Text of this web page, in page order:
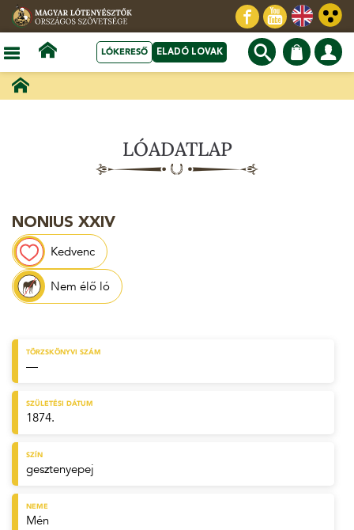
LÓKERESŐ ELADÓ LOVAK
LÓADATLAP
NONIUS XXIV
Kedvenc
Nem élő ló
TÖRZSKÖNYVI SZÁM
—
SZÜLETÉSI DÁTUM
1874.
SZÍN
gesztenyepej
NEME
Mén